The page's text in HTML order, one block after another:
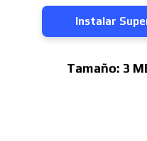
Instalar
Tamaño: 3